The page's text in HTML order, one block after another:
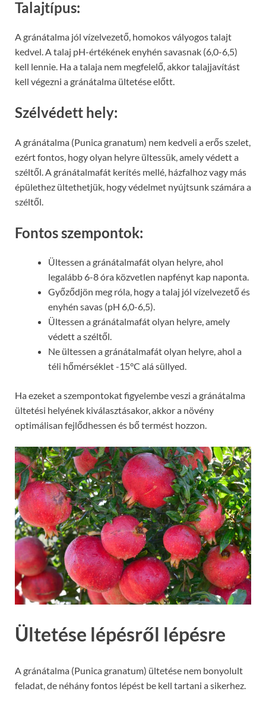
Talajtípus:
A gránátalma jól vízelvezető, homokos vályogos talajt
kedvel. A talaj pH-értékének enyhén savasnak (6,0-6,5)
kell lennie. Ha a talaja nem megfelelő, akkor talajjavítást
kell végezni a gránátalma ültetése előtt.
Szélvédett hely:
A gránátalma (Punica granatum) nem kedveli a erős szelet,
ezért fontos, hogy olyan helyre ültessük, amely védett a
széltől. A gránátalmafát kerítés mellé, házfalhoz vagy más
épülethez ültethetjük, hogy védelmet nyújtsunk számára a
széltől.
Fontos szempontok:
Ültessen a gránátalmafát olyan helyre, ahol
legalább 6-8 óra közvetlen napfényt kap naponta.
Győződjön meg róla, hogy a talaj jól vízelvezető és
enyhén savas (pH 6,0-6,5).
Ültessen a gránátalmafát olyan helyre, amely
védett a széltől.
Ne ültessen a gránátalmafát olyan helyre, ahol a
téli hőmérséklet -15°C alá süllyed.
Ha ezeket a szempontokat figyelembe veszi a gránátalma
ültetési helyének kiválasztásakor, akkor a növény
optimálisan fejlődhessen és bő termést hozzon.
Ültetése lépésről lépésre
A gránátalma (Punica granatum) ültetése nem bonyolult
feladat, de néhány fontos lépést be kell tartani a sikerhez.